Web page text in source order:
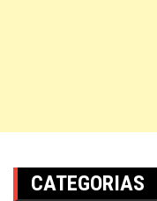
CATEGORIAS